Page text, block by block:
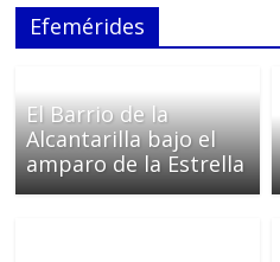
Efemérides
El Barrio de la
Alcantarilla bajo el
amparo de la Estrella